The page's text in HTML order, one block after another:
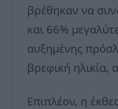
βρέθηκαν να
και 66%
αυξημένης
βρεφική ηλικία,
Επιπλέον, η